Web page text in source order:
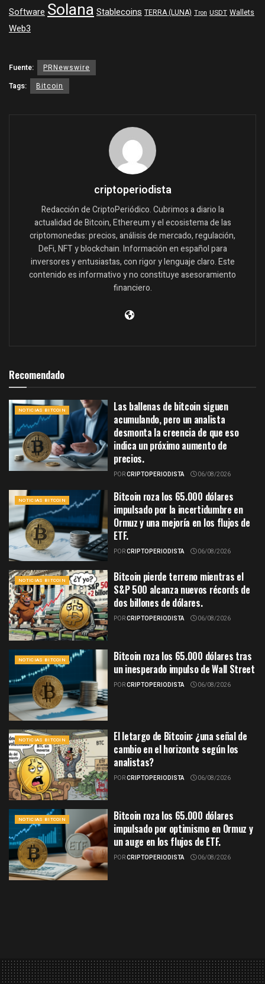
SoftwareSolanaStablecoins TERRA (LUNA) Tron USDT Wallets
Web3
Fuente:
PRNewswire
Tags:
Bitcoin
criptoperiodista
Redacción de CriptoPeriódico. Cubrimos a diario la
actualidad de Bitcoin, Ethereum y el ecosistema de las
criptomonedas: precios, análisis de mercado, regulación,
DeFi, NFT y blockchain. Información en español para
inversores y entusiastas, con rigor y lenguaje claro. Este
contenido es informativo y no constituye asesoramiento
financiero.
Recomendado
NOTICIAS BITCOIN
Las ballenas de bitcoin siguen
acumulando, pero un analista
desmonta la creencia de que eso
indica un próximo aumento de
precios.
PORCRIPTOPERIODISTA 06/08/2026
NOTICIAS BITCOIN
Bitcoin roza los 65.000 dólares
impulsado por la incertidumbre en
Ormuz y una mejoría en los flujos de
ETF.
PORCRIPTOPERIODISTA 06/08/2026
NOTICIAS BITCOIN
Bitcoin pierde terreno mientras el
S&P 500 alcanza nuevos récords de
dos billones de dólares.
PORCRIPTOPERIODISTA 06/08/2026
NOTICIAS BITCOIN
Bitcoin roza los 65.000 dólares tras
un inesperado impulso de Wall Street
PORCRIPTOPERIODISTA 06/08/2026
NOTICIAS BITCOIN
El letargo de Bitcoin: ¿una señal de
cambio en el horizonte según los
analistas?
PORCRIPTOPERIODISTA 06/08/2026
NOTICIAS BITCOIN
Bitcoin roza los 65.000 dólares
impulsado por optimismo en Ormuz y
un auge en los flujos de ETF.
PORCRIPTOPERIODISTA 06/08/2026